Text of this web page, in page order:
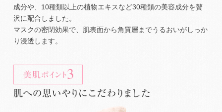
成分や、10種類以上の植物エキスなど30種類の美容成分を贅
沢に配合しました。
マスクの密閉効果で、肌表面から角質層までうるおいがしっか
り浸透します。